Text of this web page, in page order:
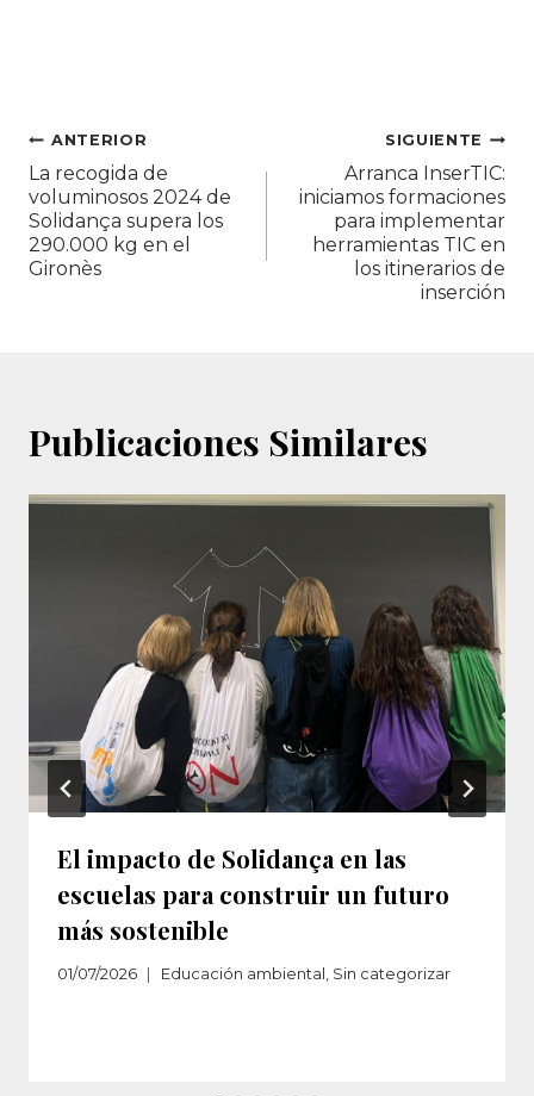
Navegación
de
entradas
ANTERIOR
La recogida de
voluminosos 2024 de
Solidança supera los
290.000 kg en el
Gironès
SIGUIENTE
Arranca InserTIC:
iniciamos formaciones
para implementar
herramientas TIC en
los itinerarios de
inserción
Publicaciones Similares
El impacto de Solidança en las
escuelas para construir un futuro
más sostenible
01/07/2026 Educación ambiental , Sin categorizar